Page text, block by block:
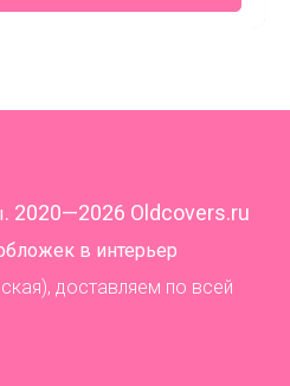
. 2020—2026 Oldcovers.ru
в интерьер
доставляем по всей